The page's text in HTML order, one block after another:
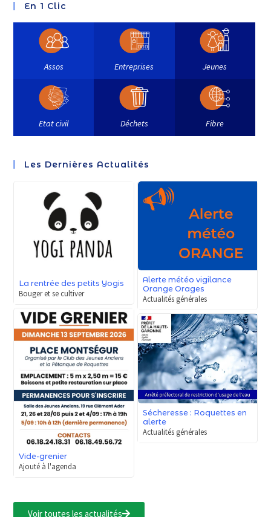
En 1 Clic
Assos Entreprises Jeunes
Etat civil Déchets Fibre
Les Dernières Actualités
La rentrée des petits Yogis
Bouger et se cultiver
Alerte météo vigilance
Orange Orages
Actualités générales
Vide-grenier
Ajouté à l'agenda
Sécheresse : Roquettes en
alerte
Actualités générales
Voir toutes les actualités